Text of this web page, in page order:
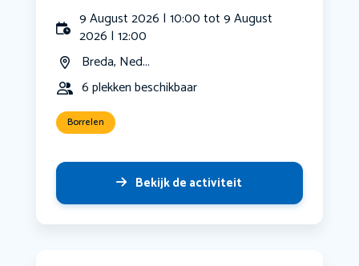
9 August 2026 | 10:00 tot 9 August
2026 | 12:00
Breda, Ned...
6 plekken beschikbaar
Borrelen
Bekijk de activiteit